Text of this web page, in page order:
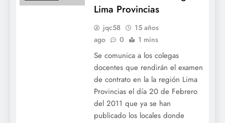
Lima Provincias
jqc58
15 años
ago
0 1 mins
Se comunica a los colegas
docentes que rendirán el examen
de contrato en la la región Lima
Provincias el día 20 de Febrero
del 2011 que ya se han
publicado los locales donde